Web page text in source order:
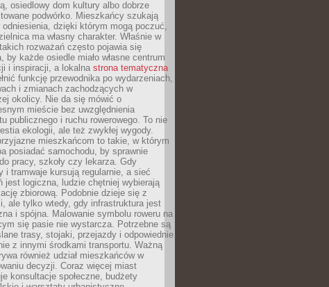
osiedlowy dom kultury albo dobrze
podwórko. Mieszkańcy szukają
odniesienia, dzięki którym mogą poczuć,
ma własny charakter. Właśnie w
takich rozważań często pojawia się
by każde osiedle miało własne centrum
i inspiracji, a lokalna strona tematyczna
funkcję przewodnika po wydarzeniach,
i zmianach zachodzących w
okolicy. Nie da się mówić o
mieście bez uwzględnienia
publicznego i ruchu rowerowego. To nie
ekologii, ale też zwykłej wygody.
mieszkańcom to takie, w którym
posiadać samochodu, by sprawnie
pracy, szkoły czy lekarza. Gdy
i tramwaje kursują regularnie, a sieć
jest logiczna, ludzie chętniej wybierają
zbiorową. Podobnie dzieje się z
ale tylko wtedy, gdy infrastruktura jest
i spójna. Malowanie symbolu roweru na
się pasie nie wystarcza. Potrzebne są
trasy, stojaki, przejazdy i odpowiednie
z innymi środkami transportu. Ważną
również udział mieszkańców w
decyzji. Coraz więcej miast
konsultacje społeczne, budżety